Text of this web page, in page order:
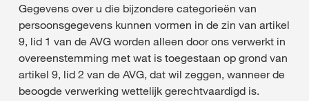
Gegevens over u die bijzondere categorieën van
persoonsgegevens kunnen vormen in de zin van artikel
9, lid 1 van de AVG worden alleen door ons verwerkt in
overeenstemming met wat is toegestaan op grond van
artikel 9, lid 2 van de AVG, dat wil zeggen, wanneer de
beoogde verwerking wettelijk gerechtvaardigd is.